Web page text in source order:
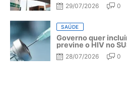
29/07/2026 0
SAÚDE
Governo quer
previne o HIV no
28/07/2026 0